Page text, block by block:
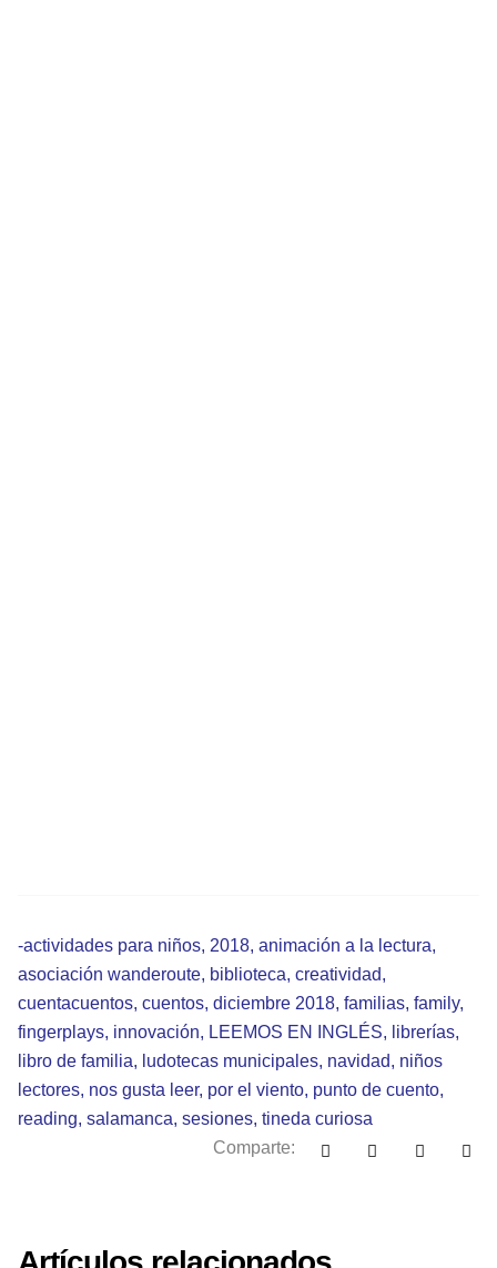
-actividades para niños, 2018, animación a la lectura,
asociación wanderoute, biblioteca, creatividad,
cuentacuentos, cuentos, diciembre 2018, familias, family,
fingerplays, innovación, LEEMOS EN INGLÉS, librerías,
libro de familia, ludotecas municipales, navidad, niños
lectores, nos gusta leer, por el viento, punto de cuento,
reading, salamanca, sesiones, tineda curiosa
Comparte: